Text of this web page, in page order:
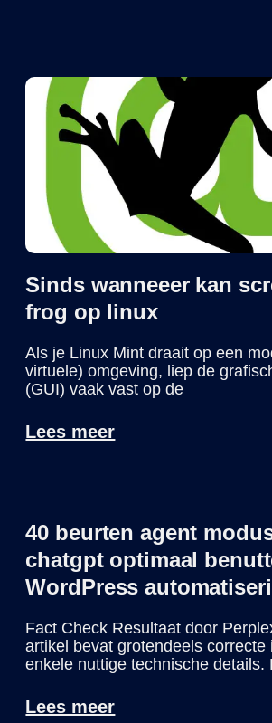
Sinds wanneeer kan
frog op linux
Als je Linux Mint draait op een
virtuele) omgeving, liep de
(GUI) vaak vast op de
Lees meer
40 beurten agent
chatgpt optimaal
WordPress
Fact Check Resultaat door
artikel bevat grotendeels correcte
enkele nuttige technische details.
Lees meer